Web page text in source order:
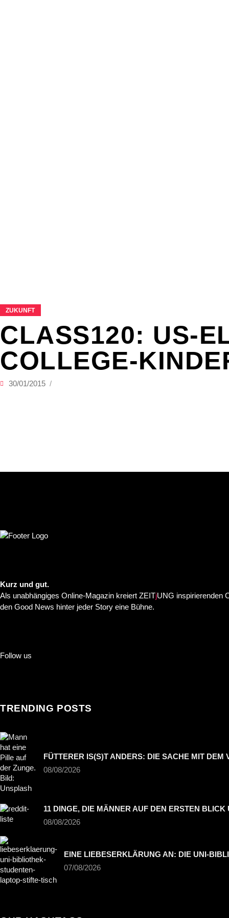
ZUKUNFT
CLASS120: US-
COLLEGE-
30/01/2015
Kurz und gut.
Als unabhängiges Online-Magazin kreiert ZEITjUNG inspirierenden
den Good News hinter jeder Story eine Bühne.
Follow us
TRENDING POSTS
FÜTTERER IS(S)T ANDERS: DIE SACHE MIT DEM
08/08/2026
11 DINGE, DIE MÄNNER AUF DEN ERSTEN
08/08/2026
EINE LIEBESERKLÄRUNG AN: DIE UNI-
07/08/2026